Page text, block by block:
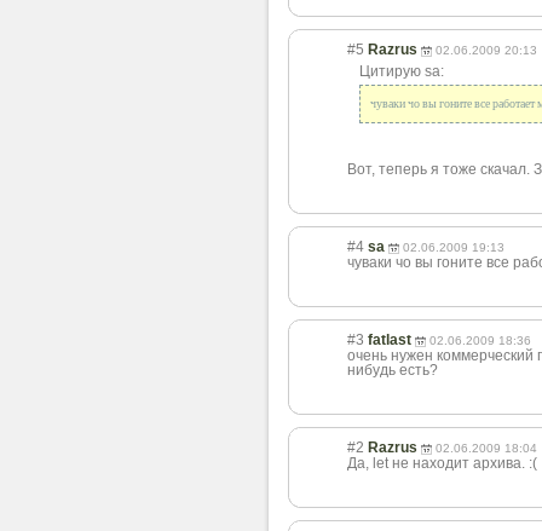
#5 Razrus 02.06.2009 20:13
Цитирую sa:
чуваки чо вы гоните все работает
Вот, теперь я тоже
#4 sa 02.06.2009 19:13
чуваки чо вы гоните все
#3 fatlast 02.06.2009 18:36
очень нужен коммерческий
нибудь есть?
#2 Razrus 02.06.2009 18:04
Да, let не находит архива. :(